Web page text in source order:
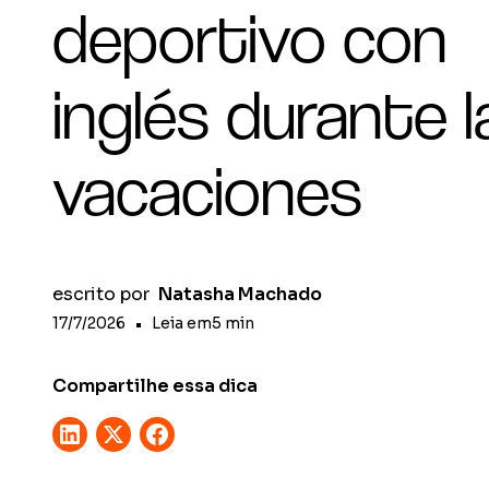
deportivo con
inglés durante
vacaciones
escrito por Natasha Machado
17/7/2026 • Leia em5 min
Compartilhe essa dica